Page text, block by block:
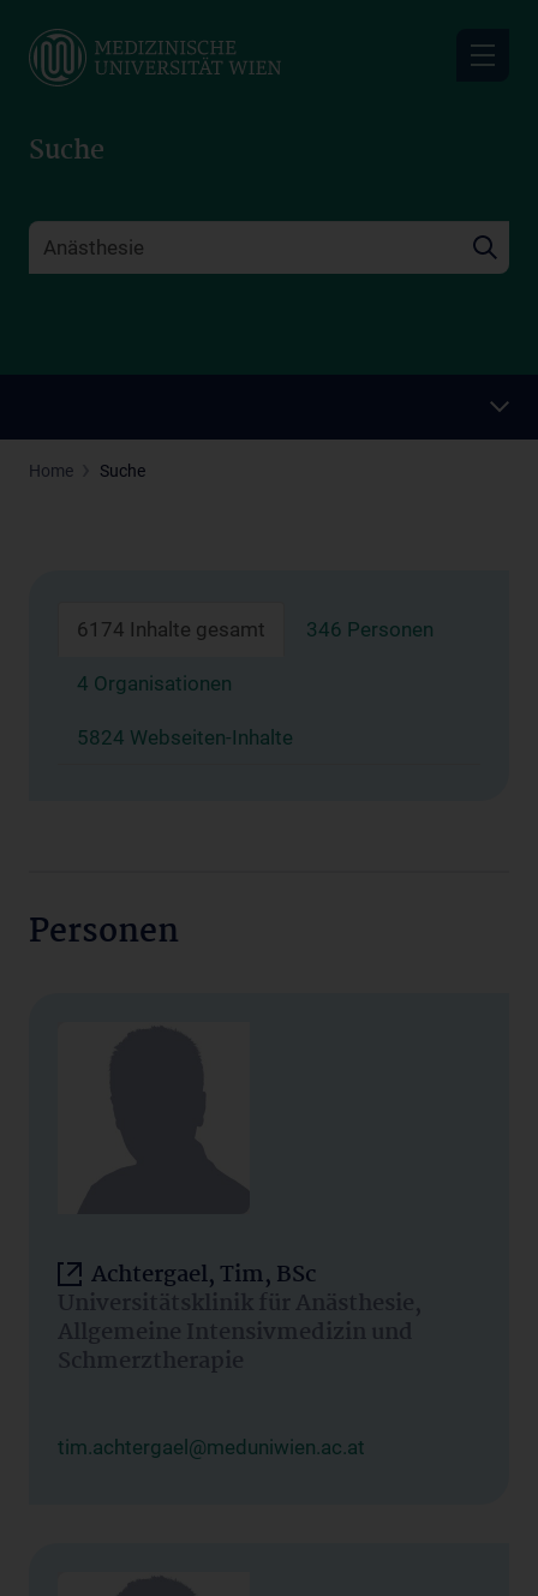
main
Suche
Home Suche
6174 Inhalte gesamt 346 Personen
4 Organisationen
5824 Webseiten-Inhalte
Personen
Achtergael, Tim, BSc
Universitätsklinik für Anästhesie,
Allgemeine Intensivmedizin und
Schmerztherapie
tim.achtergael@meduniwien.ac.at